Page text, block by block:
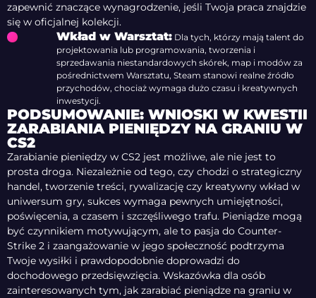
zapewnić znaczące wynagrodzenie, jeśli Twoja praca znajdzie
się w oficjalnej kolekcji.
Wkład w Warsztat: Dla tych, którzy mają talent do
projektowania lub programowania, tworzenia i
sprzedawania niestandardowych skórek, map i modów za
pośrednictwem Warsztatu, Steam stanowi realne źródło
przychodów, chociaż wymaga dużo czasu i kreatywnych
inwestycji.
PODSUMOWANIE: WNIOSKI W KWESTII
ZARABIANIA PIENIĘDZY NA GRANIU W
CS2
Zarabianie pieniędzy w CS2 jest możliwe, ale nie jest to
prosta droga. Niezależnie od tego, czy chodzi o strategiczny
handel, tworzenie treści, rywalizację czy kreatywny wkład w
uniwersum gry, sukces wymaga pewnych umiejętności,
poświęcenia, a czasem i szczęśliwego trafu. Pieniądze mogą
być czynnikiem motywującym, ale to pasja do Counter-
Strike 2 i zaangażowanie w jego społeczność podtrzyma
Twoje wysiłki i prawdopodobnie doprowadzi do
dochodowego przedsięwzięcia. Wskazówka dla osób
zainteresowanych tym, jak zarabiać pieniądze na graniu w